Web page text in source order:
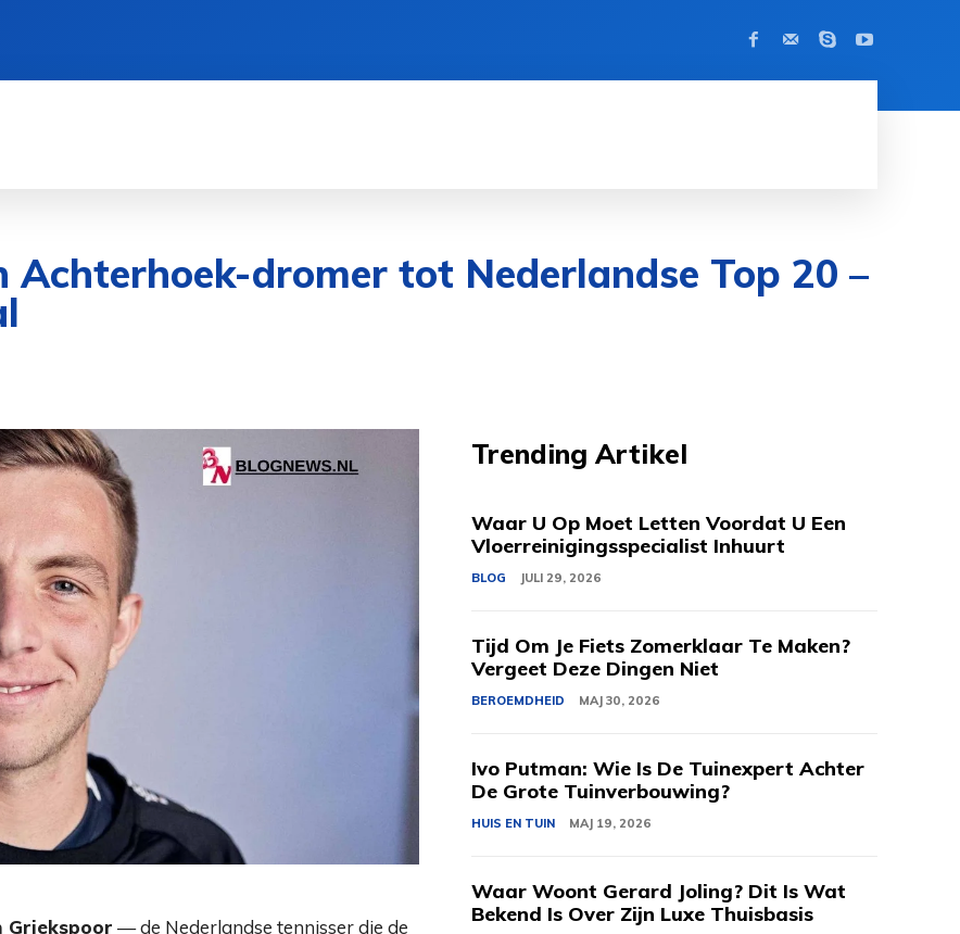
Achterhoek-dromer tot Nederlandse Top 20 –
Griekspoor — de Nederlandse tennisser die de
Trending Artikel
Waar U Op Moet Letten Voordat U Een
Vloerreinigingsspecialist Inhuurt
BLOG JULI 29, 2026
Tijd Om Je Fiets Zomerklaar Te Maken?
Vergeet Deze Dingen Niet
BEROEMDHEID MAJ 30, 2026
Ivo Putman: Wie Is De Tuinexpert Achter
De Grote Tuinverbouwing?
HUIS EN TUIN MAJ 19, 2026
Waar Woont Gerard Joling? Dit Is Wat
Bekend Is Over Zijn Luxe Thuisbasis